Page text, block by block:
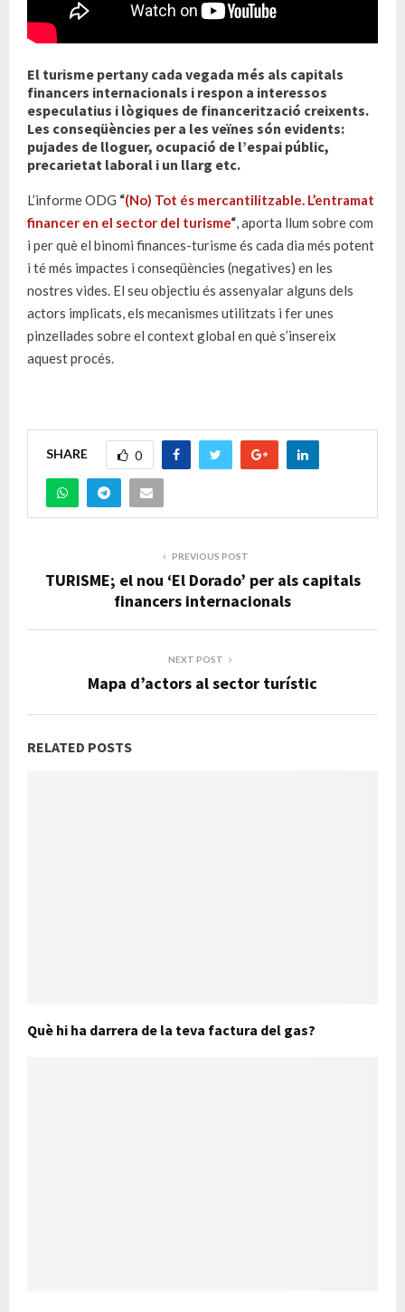
El turisme pertany cada vegada més als capitals
financers internacionals i respon a interessos
especulatius i lògiques de financerització creixents.
Les conseqüències per a les veïnes són evidents:
pujades de lloguer, ocupació de l’espai públic,
precarietat laboral i un llarg etc.
L’informe ODG “(No) Tot és mercantilitzable. L’entramat
financer en el sector del turisme“, aporta llum sobre com
i per què el binomi finances-turisme és cada dia més potent
i té més impactes i conseqüències (negatives) en les
nostres vides. El seu objectiu és assenyalar alguns dels
actors implicats, els mecanismes utilitzats i fer unes
pinzellades sobre el context global en què s’insereix
aquest procés.
SHARE 0
PREVIOUS POST
TURISME; el nou ‘El Dorado’ per als capitals
financers internacionals
NEXT POST
Mapa d’actors al sector turístic
RELATED POSTS
Què hi ha darrera de la teva factura del gas?